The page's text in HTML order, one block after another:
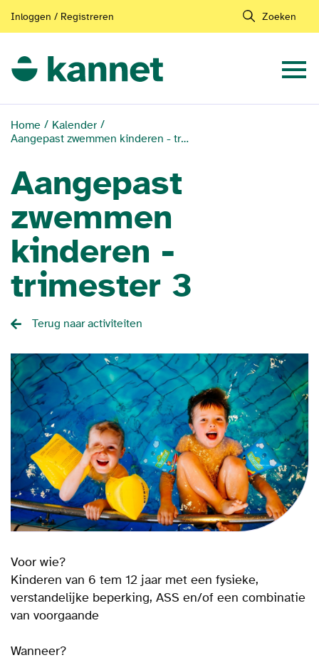
Inloggen / Registreren Zoeken
Home
Kalender
Aangepast zwemmen kinderen - trimester 3
Aangepast
zwemmen
kinderen -
trimester 3
Terug naar activiteiten
Voor wie?
Kinderen van 6 tem 12 jaar met een fysieke,
verstandelijke beperking, ASS en/of een combinatie
van voorgaande
Wanneer?